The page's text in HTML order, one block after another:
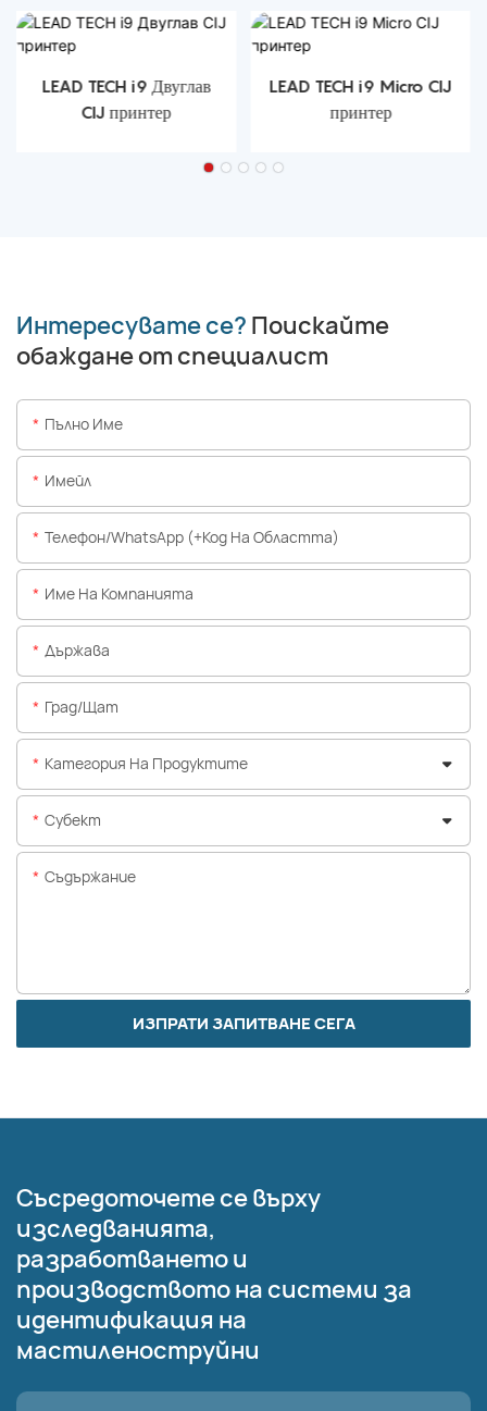
LEAD TECH i9 Двуглав
CIJ принтер
LEAD TECH i9 Micro CIJ
принтер
Интересувате се? Поискайте
обаждане от специалист
Пълно Име
Имейл
Телефон/WhatsApp (+Код На Областта)
Име На Компанията
Държава
Град/щат
Категория На Продуктите
Субект
Съдържание
ИЗПРАТИ ЗАПИТВАНЕ СЕГА
Съсредоточете се върху
изследванията,
разработването и
производството на системи за
идентификация на
мастиленоструйни